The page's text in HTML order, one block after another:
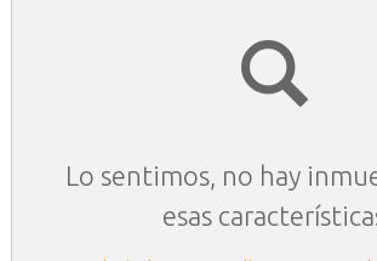
Lo sentimos, no hay
esas